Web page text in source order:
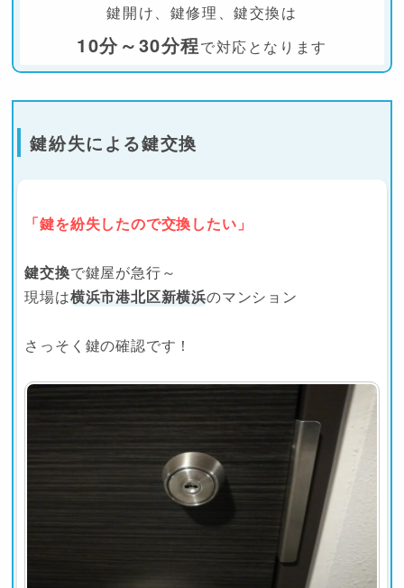
鍵開け、鍵修理、鍵交換は
10分～30分程で対応となります
鍵紛失による鍵交換
「鍵を紛失したので交換したい」
鍵交換で鍵屋が急行～
現場は横浜市港北区新横浜のマンション
さっそく鍵の確認です！